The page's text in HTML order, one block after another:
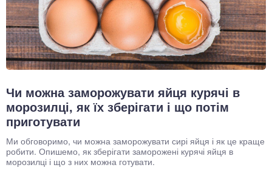
Чи можна заморожувати яйця курячі в
морозилці, як їх зберігати і що потім
приготувати
Ми обговоримо, чи можна заморожувати сирі яйця і як це краще
робити. Опишемо, як зберігати заморожені курячі яйця в
морозилці і що з них можна готувати.
система
система